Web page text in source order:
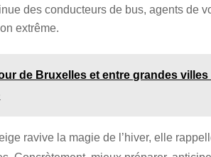
des conducteurs de bus, agents de
extrême.
de Bruxelles et entre grandes
ravive la magie de l’hiver, elle